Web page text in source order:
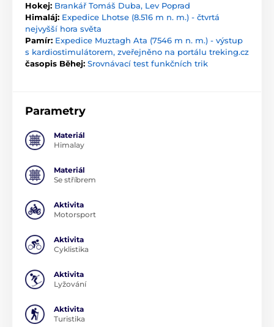
Hokej: Brankář Tomáš Duba, Lev Poprad
Himaláj: Expedice Lhotse (8.516 m n. m.) - čtvrtá
nejvyšší hora světa
Pamír: Expedice Muztagh Ata (7546 m n. m.) - výstup
s kardiostimulátorem, zveřejněno na portálu treking.cz
časopis Běhej: Srovnávací test funkčních trik
Parametry
Materiál
Himalay
Materiál
Se stříbrem
Aktivita
Motorsport
Aktivita
Cyklistika
Aktivita
Lyžování
Aktivita
Turistika